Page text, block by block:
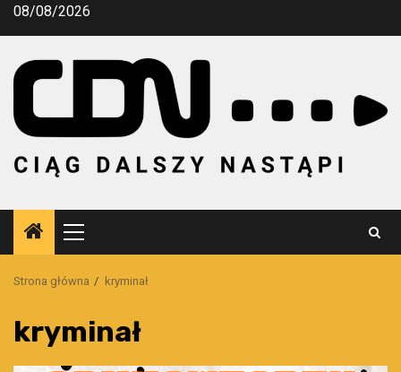
Przejdź
08/08/2026
Menu
główne
Strona główna kryminał
kryminał